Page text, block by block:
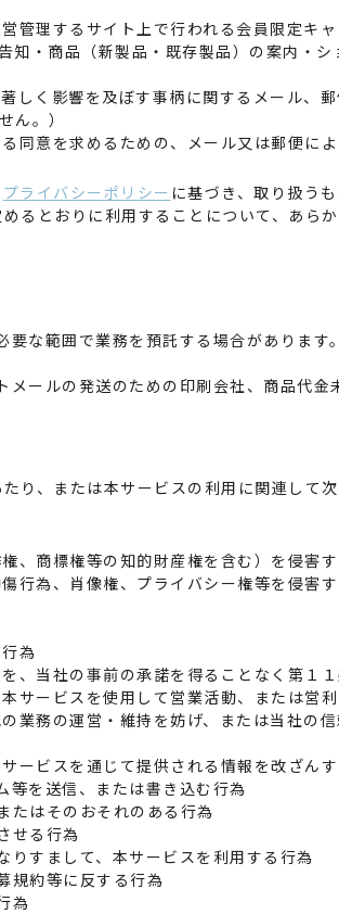
管理するサイト上で行われる会員限定キ
知・商品（新製品・既存製品）の案内・
しく影響を及ぼす事柄に関するメール、
ん。）
同意を求めるための、メール又は郵便によ
プライバシーポリシー に基づき、取り扱うも
るとおりに利用することについて、あら
な範囲で業務を預託する場合がありま
メールの発送のための印刷会社、商品代金
り、または本サービスの利用に関連して
、商標権等の知的財産権を含む）を侵害
行為、肖像権、プライバシー権等を侵害
為
、当社の事前の承諾を得ることなく第１
サービスを使用して営業活動、または営
業務の運営・維持を妨げ、または当社の
ービスを通じて提供される情報を改ざん
等を送信、または書き込む行為
たはそのおそれのある行為
せる行為
りすまして、本サービスを利用する行為
規約等に反する行為
為